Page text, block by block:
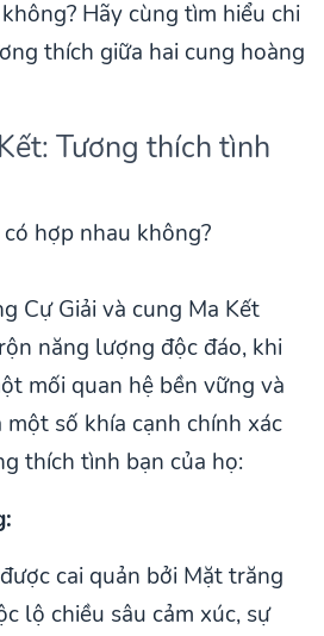
Hãy cùng tìm hiểu chi
thích giữa hai cung hoàng
Tương thích tình
Cự Giải và cung Ma Kết
năng lượng độc đáo, khi
mối quan hệ bền vững và
số khía cạnh chính xác
thích tình bạn của họ:
cai quản bởi Mặt trăng
lộ chiều sâu cảm xúc, sự